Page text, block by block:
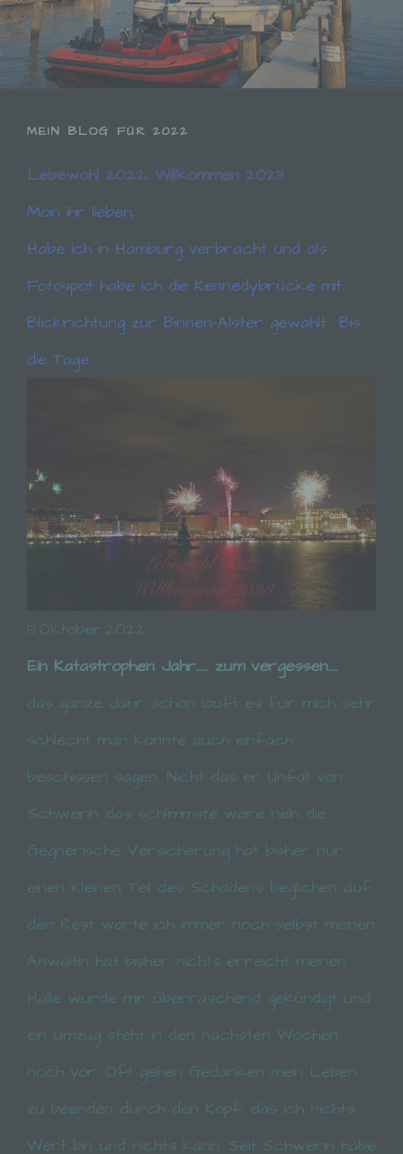
MEIN BLOG FÜR 2022
Lebewohl 2022, Willkommen 2023
Moin ihr lieben,
Habe ich in Hamburg verbracht und als
Fotospot habe ich die Kennedybrücke mit
Blickrichtung zur Binnen-Alster gewählt Bis
die Tage.
13.Oktober.2022
Ein Katastrophen Jahr….. zum vergessen….
das ganze Jahr schon läuft es für mich sehr
schlecht man könnte auch einfach
beschissen sagen. Nicht das er Unfall von
Schwerin das schlimmste wäre nein die
Gegnerische Versicherung hat bisher nur
einen kleinen Teil des Schadens beglichen auf
den Rest warte ich immer noch selbst meinen
Anwältin hat bisher nichts erreicht meinen
Halle wurde mir überraschend gekündigt und
ein Umzug steht in den nächsten Wochen
noch vor. Oft gehen Gedanken mein Leben
zu beenden durch den Kopf, das ich nichts
Wert bin und nichts kann. Seit Schwerin habe